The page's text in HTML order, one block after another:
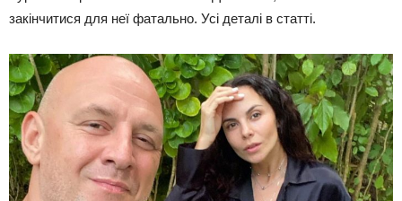
закінчитися для неї фатально. Усі деталі в статті.